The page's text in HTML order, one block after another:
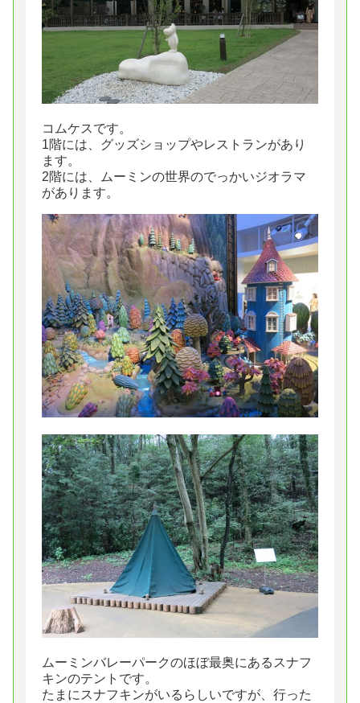
コムケスです。
1階には、グッズショップやレストランがあり
ます。
2階には、ムーミンの世界のでっかいジオラマ
があります。
ムーミンバレーパークのほぼ最奥にあるスナフ
キンのテントです。
たまにスナフキンがいるらしいですが、行った